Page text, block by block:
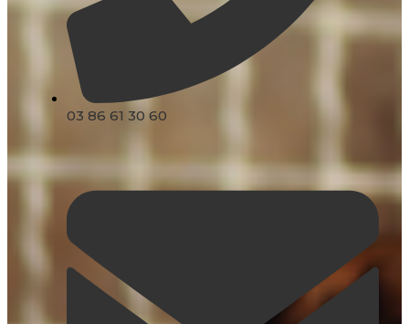
03 86 61 30 60